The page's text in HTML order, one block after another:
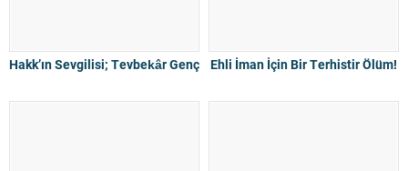
Hakk’ın Sevgilisi; Tevbekâr Genç Ehli İman İçin Bir Terhistir Ölüm!